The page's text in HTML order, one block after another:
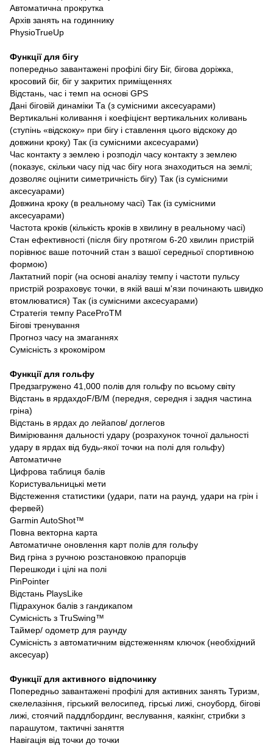
Автоматична прокрутка
Архів занять на годиннику
PhysioTrueUp
Функції для бігу
попередньо завантажені профілі бігу Біг, бігова доріжка,
кросовий біг, біг у закритих приміщеннях
Відстань, час і темп на основі GPS
Дані біговій динаміки Та (з сумісними аксесуарами)
Вертикальні коливання і коефіцієнт вертикальних коливань
(ступінь «відскоку» при бігу і ставлення цього відскоку до
довжини кроку) Так (із сумісними аксесуарами)
Час контакту з землею і розподіл часу контакту з землею
(показує, скільки часу під час бігу нога знаходиться на землі;
дозволяє оцінити симетричність бігу) Так (із сумісними
аксесуарами)
Довжина кроку (в реальному часі) Так (із сумісними
аксесуарами)
Частота кроків (кількість кроків в хвилину в реальному часі)
Стан ефективності (після бігу протягом 6-20 хвилин пристрій
порівнює ваше поточний стан з вашої середньої спортивною
формою)
Лактатний поріг (на основі аналізу темпу і частоти пульсу
пристрій розраховує точки, в якій ваші м'язи починають швидко
втомлюватися) Так (із сумісними аксесуарами)
Стратегія темпу PaceProTM
Бігові тренування
Прогноз часу на змаганнях
Сумісність з крокоміром
Функції для гольфу
Предзагружено 41,000 полів для гольфу по всьому світу
Відстань в ярдахдоF/B/M (передня, середня і задня частина
гріна)
Відстань в ярдах до лейапов/ доглегов
Вимірювання дальності удару (розрахунок точної дальності
удару в ярдах від будь-якої точки на полі для гольфу)
Автоматичне
Цифрова таблиця балів
Користувальницькі мети
Відстеження статистики (удари, пати на раунд, удари на грін і
фервей)
Garmin AutoShot™
Повна векторна карта
Автоматичне оновлення карт полів для гольфу
Вид гріна з ручною розстановкою прапорців
Перешкоди і цілі на полі
PinPointer
Відстань PlaysLike
Підрахунок балів з гандикапом
Сумісність з TruSwing™
Таймер/ одометр для раунду
Сумісність з автоматичним відстеженням ключок (необхідний
аксесуар)
Функції для активного відпочинку
Попередньо завантажені профілі для активних занять Туризм,
скелелазіння, гірський велосипед, гірські лижі, сноуборд, бігові
лижі, стоячий паддлбординг, веслування, каякінг, стрибки з
парашутом, тактичні заняття
Навігація від точки до точки